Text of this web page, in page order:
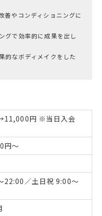
善やコンディショニングに
グで効率的に成果を出し
的なボディメイクをした
円 ※当日入会
円～
22:00／土日祝 9:00～